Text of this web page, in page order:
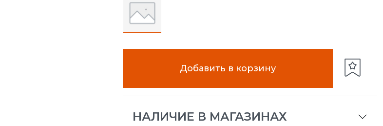
Добавить в корзину
НАЛИЧИЕ В МАГАЗИНАХ